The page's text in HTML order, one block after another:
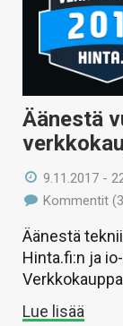
Äänestä
9.11.2017 -
Kommentit
Äänestä
Hinta.fi:n ja
Lue lisää